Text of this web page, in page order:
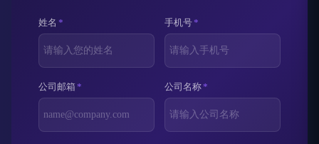
姓名 * 手机号*
公司邮箱* 公司名称*